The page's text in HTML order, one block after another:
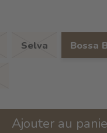
Selva Bossa